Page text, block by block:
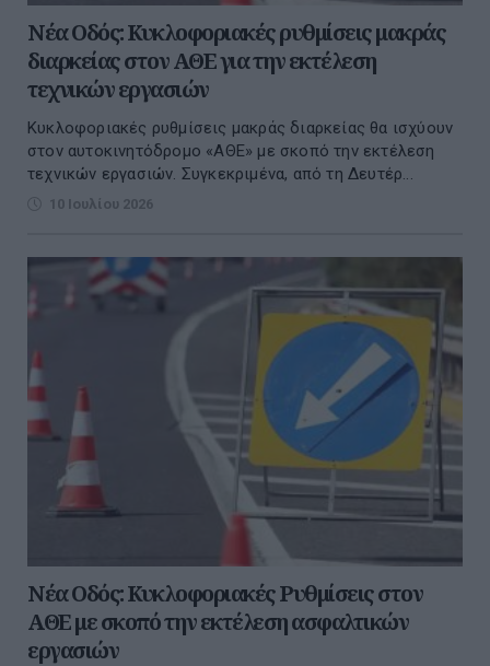
Νέα Οδός: Κυκλοφοριακές ρυθμίσεις μακράς
διαρκείας στον ΑΘΕ για την εκτέλεση
τεχνικών εργασιών
Κυκλοφοριακές ρυθμίσεις μακράς διαρκείας θα ισχύουν
στον αυτοκινητόδρομο «ΑΘΕ» με σκοπό την εκτέλεση
τεχνικών εργασιών. Συγκεκριμένα, από τη Δευτέρ...
10 Ιουλίου 2026
Νέα Οδός: Κυκλοφοριακές Ρυθμίσεις στον
ΑΘΕ με σκοπό την εκτέλεση ασφαλτικών
εργασιών